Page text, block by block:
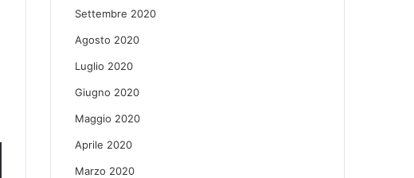
Settembre 2020
Agosto 2020
Luglio 2020
Giugno 2020
Maggio 2020
Aprile 2020
Marzo 2020